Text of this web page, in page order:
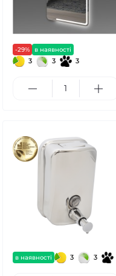
-29% в наявності
3 3 3
в наявності 3 3